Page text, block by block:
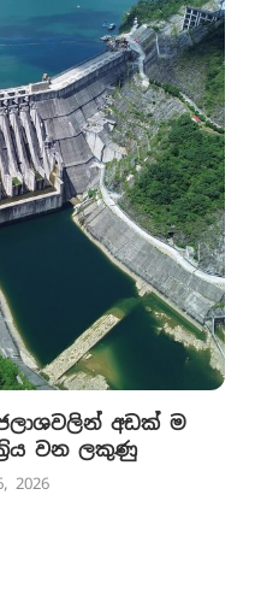
අඩක් ම
වන ලකුණු
2026